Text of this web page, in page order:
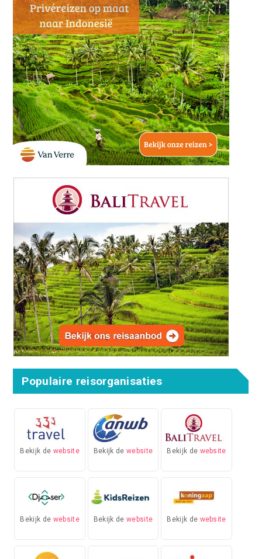
Populaire reisorganisaties
Bekijk de website Bekijk dewebsite Bekijk de website
Bekijk de website Bekijk dewebsite Bekijk de website